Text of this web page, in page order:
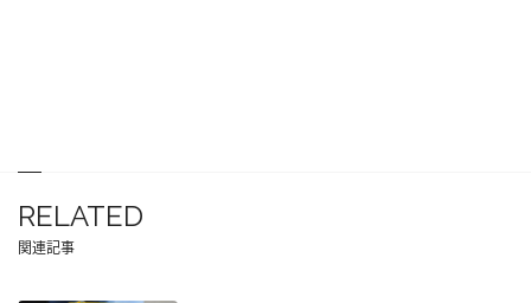
RELATED
関連記事